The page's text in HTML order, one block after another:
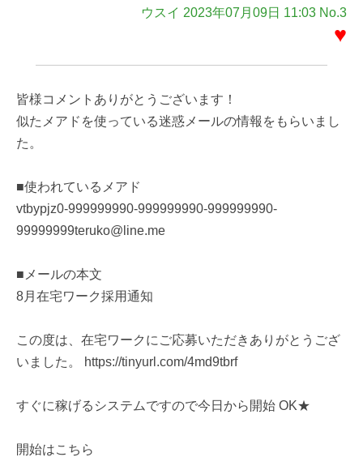
ウスイ 2023年07月09日 11:03 No.3
♥
皆様コメントありがとうございます！
似たメアドを使っている迷惑メールの情報をもらいまし
た。
■使われているメアド
vtbypjz0-999999990-999999990-999999990-
99999999teruko@line.me
■メールの本文
8月在宅ワーク採用通知
この度は、在宅ワークにご応募いただきありがとうござ
いました。 https://tinyurl.com/4md9tbrf
すぐに稼げるシステムですので今日から開始 OK★
開始はこちら